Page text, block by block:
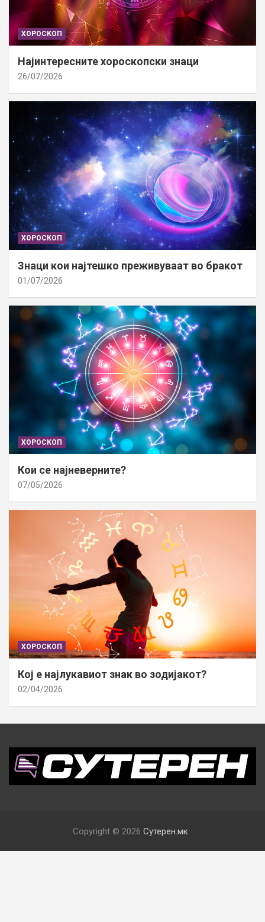
ХОРОСКОП
Најинтересните хороскопски знаци
26/07/2026
ХОРОСКОП
Знаци кои најтешко преживуваат во бракот
01/07/2026
ХОРОСКОП
Кои се најневерните?
07/05/2026
ХОРОСКОП
Кој е најлукавиот знак во зодијакот?
02/04/2026
Copyright © 2026 Сутерен.мк